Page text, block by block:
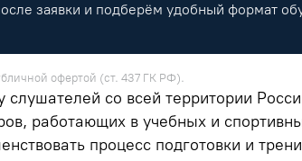
заявки и подберём удобный формат
офертой (ст. 437 ГК РФ).
со всей территории
работающих в учебных и
процесс подготовки и